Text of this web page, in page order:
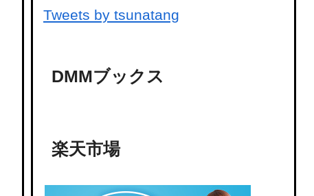
Tweets by tsunatang
DMMブックス
楽天市場